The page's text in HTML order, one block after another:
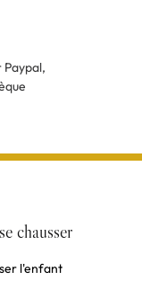
Paypal,
chausser
l'enfant